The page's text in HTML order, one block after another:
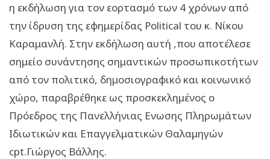
η εκδήλωση για τον εορτασμό των 4 χρόνων από
την ίδρυση της εφημερίδας Political του κ. Νίκου
Καραμανλή. Στην εκδήλωση αυτή ,που αποτέλεσε
σημείο συνάντησης σημαντικών προσωπικοτήτων
από τον πολιτικό, δημοσιογραφικό και κοινωνικό
χώρο, παραβρέθηκε ως προσκεκλημένος ο
Πρόεδρος της Πανελλήνιας Ενωσης Πληρωμάτων
Ιδιωτικών και Επαγγελματικών Θαλαμηγών
cpt.Γιώργος Βάλλης.